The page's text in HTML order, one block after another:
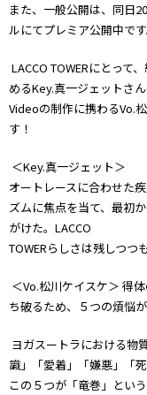
また、一般公開は、同日
ルにてプレミア公開中です
LACCO TOWERにとって
めるKey.真一ジェットさ
Videoの制作に携わるVo.
す！
＜Key.真一ジェット＞
オートレースに合わせた
ズムに焦点を当て、最初
がけた。LACCO
TOWERらしさは残しつつ
＜Vo.松川ケイスケ＞ 得
ち破るため、５つの煩悩が
ヨガスートラにおける物
識」「愛着」「嫌悪」「死
この５つが「竜巻」とい